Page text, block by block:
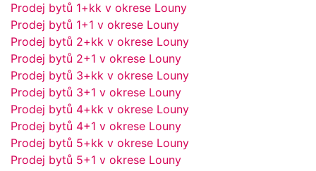
Prodej bytů 1+kk v okrese Louny
Prodej bytů 1+1 v okrese Louny
Prodej bytů 2+kk v okrese Louny
Prodej bytů 2+1 v okrese Louny
Prodej bytů 3+kk v okrese Louny
Prodej bytů 3+1 v okrese Louny
Prodej bytů 4+kk v okrese Louny
Prodej bytů 4+1 v okrese Louny
Prodej bytů 5+kk v okrese Louny
Prodej bytů 5+1 v okrese Louny